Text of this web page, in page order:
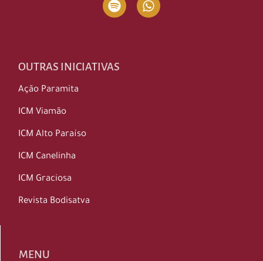
OUTRAS INICIATIVAS
Ação Paramita
ICM Viamão
ICM Alto Paraíso
ICM Canelinha
ICM Graciosa
Revista Bodisatva
MENU